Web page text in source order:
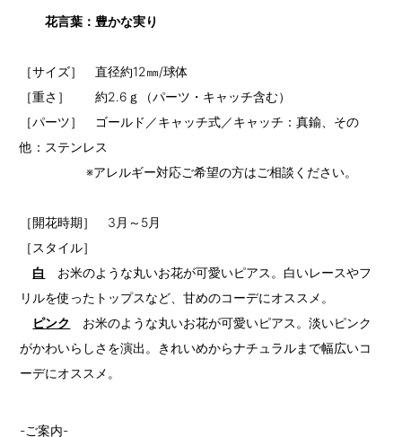
花言葉：豊かな実り
［サイズ］ 直径約12㎜/球体
［重さ］ 約2.6ｇ（パーツ・キャッチ含む）
［パーツ］ ゴールド／キャッチ式／キャッチ：真鍮、その
他：ステンレス
※アレルギー対応ご希望の方はご相談ください。
［開花時期］ 3月～5月
［スタイル］
白
お米のような丸いお花が可愛いピアス。白いレースやフ
リルを使ったトップスなど、甘めのコーデにオススメ。
ピンク
お米のような丸いお花が可愛いピアス。淡いピンク
がかわいらしさを演出。きれいめからナチュラルまで幅広いコ
ーデにオススメ。
-ご案内-